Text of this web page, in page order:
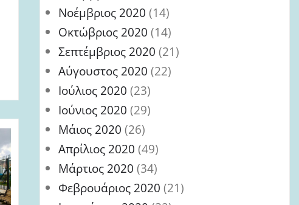
Νοέμβριος 2020 (14)
Οκτώβριος 2020 (14)
Σεπτέμβριος 2020 (21)
Αύγουστος 2020 (22)
Ιούλιος 2020 (23)
Ιούνιος 2020 (29)
Μάιος 2020 (26)
Απρίλιος 2020 (49)
Μάρτιος 2020 (34)
Φεβρουάριος 2020 (21)